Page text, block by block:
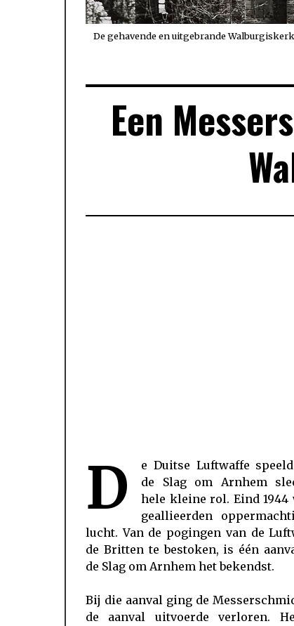
De gehavende en uitgebrande
Een
D
e Duitse Luftwaffe
de Slag om Arnhem
hele kleine rol. Eind 1944
geallieerden
lucht. Van de pogingen van de
de Britten te bestoken, is één
de Slag om Arnhem het bekendst.
Bij die aanval ging de
de aanval uitvoerde verloren.